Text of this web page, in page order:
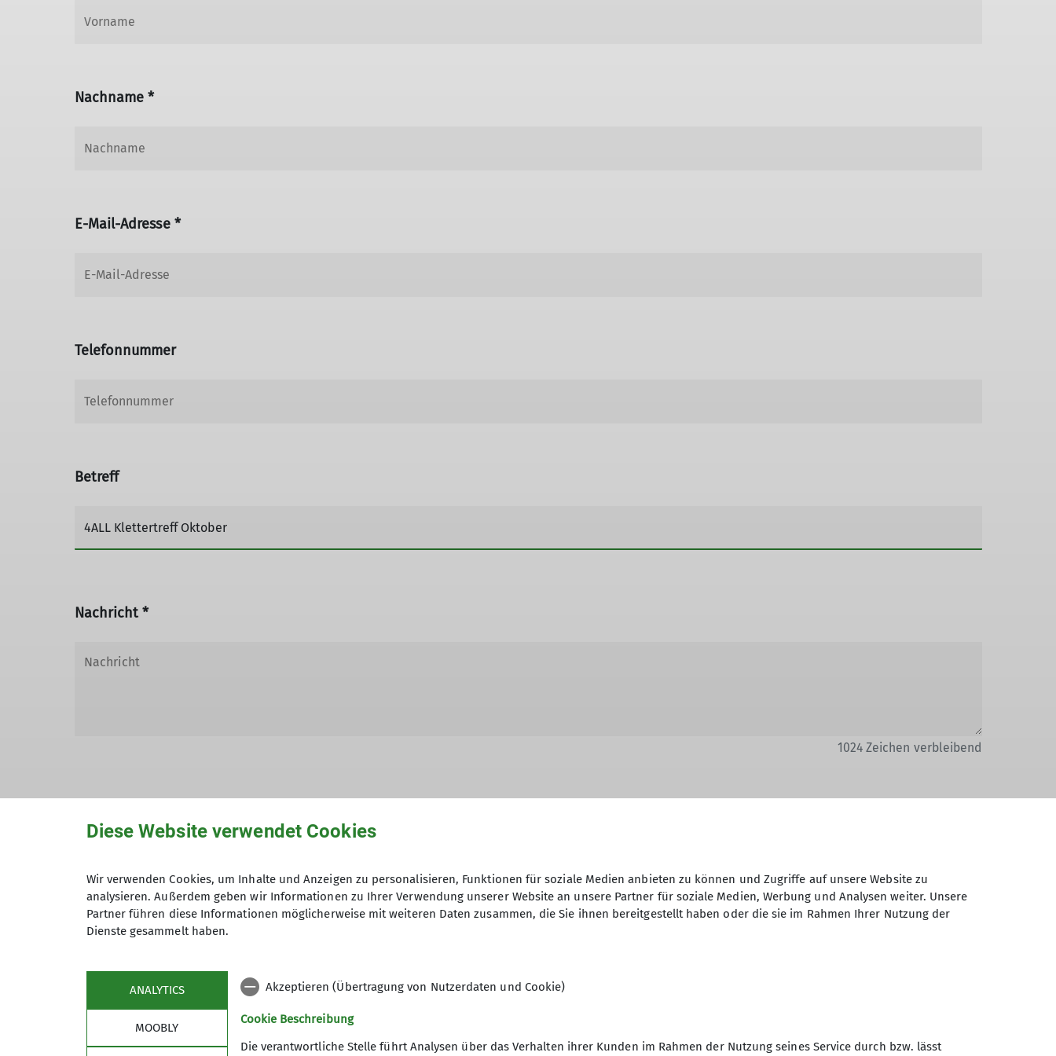
Nachname *
E-Mail-Adresse *
Telefonnummer
Betreff
Nachricht *
1024Zeichen verbleibend
Hiermit bestätige ich die Kenntnisnahme der Datenschutzerklärung *
Hiermit erkläre ich mich einverstanden, dass meine in das Kontaktformular eingegebenen Daten elektronisch gesichert und zum
Zweck der Kontaktaufnahme verarbeitet und genutzt werden. Mir ist bekannt, dass ich meine Einwilligung jederzeit wiederrufen kann.
*
Diese Website verwendet Cookies
Wir verwenden Cookies, um Inhalte und Anzeigen zu personalisieren, Funktionen für soziale Medien anbieten zu können und Zugriffe auf unsere Website zu
analysieren. Außerdem geben wir Informationen zu Ihrer Verwendung unserer Website an unsere Partner für soziale Medien, Werbung und Analysen weiter. Unsere
Partner führen diese Informationen möglicherweise mit weiteren Daten zusammen, die Sie ihnen bereitgestellt haben oder die sie im Rahmen Ihrer Nutzung der
Dienste gesammelt haben.
ANALYTICS
MOOBLY
Akzeptieren (Übertragung von Nutzerdaten und Cookie)
Cookie Beschreibung
Die verantwortliche Stelle führt Analysen über das Verhalten ihrer Kunden im Rahmen der Nutzung seines Service durch bzw. lässt